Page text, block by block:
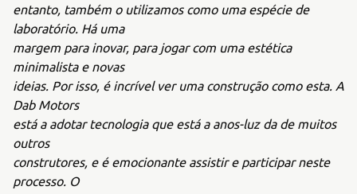
entanto, também o utilizamos como uma espécie de
laboratório. Há uma
margem para inovar, para jogar com uma estética
minimalista e novas
ideias. Por isso, é incrível ver uma construção como esta. A
Dab Motors
está a adotar tecnologia que está a anos-luz da de muitos
outros
construtores, e é emocionante assistir e participar neste
processo. O